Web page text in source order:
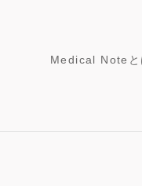
Medical Noteと